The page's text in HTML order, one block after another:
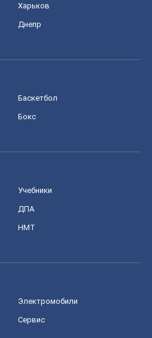
Харьков
Днепр
Баскетбол
Бокс
Учебники
ДПА
НМТ
Электромобили
Сервис